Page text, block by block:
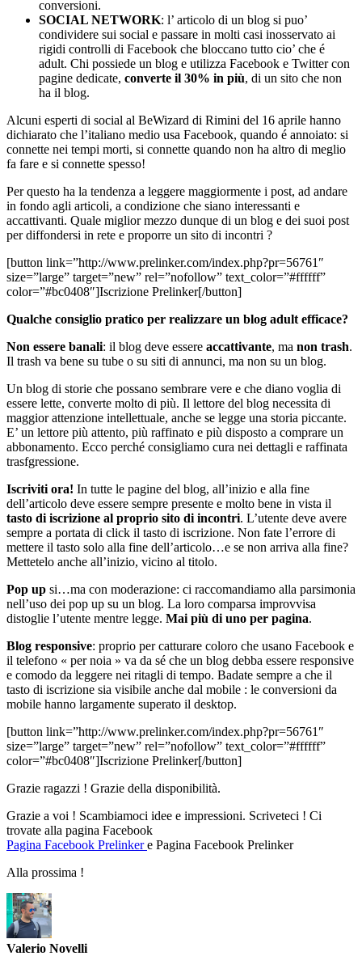
conversioni.
SOCIAL NETWORK: l’ articolo di un blog si puo’
condividere sui social e passare in molti casi inosservato ai
rigidi controlli di Facebook che bloccano tutto cio’ che é
adult. Chi possiede un blog e utilizza Facebook e Twitter con
pagine dedicate, converte il 30% in più, di un sito che non
ha il blog.
Alcuni esperti di social al BeWizard di Rimini del 16 aprile hanno
dichiarato che l’italiano medio usa Facebook, quando é annoiato: si
connette nei tempi morti, si connette quando non ha altro di meglio
fa fare e si connette spesso!
Per questo ha la tendenza a leggere maggiormente i post, ad andare
in fondo agli articoli, a condizione che siano interessanti e
accattivanti. Quale miglior mezzo dunque di un blog e dei suoi post
per diffondersi in rete e proporre un sito di incontri ?
[button link=”http://www.prelinker.com/index.php?pr=56761″
size=”large” target=”new” rel=”nofollow” text_color=”#ffffff”
color=”#bc0408″]Iscrizione Prelinker[/button]
Qualche consiglio pratico per realizzare un blog adult efficace?
Non essere banali: il blog deve essere accattivante, ma non trash.
Il trash va bene su tube o su siti di annunci, ma non su un blog.
Un blog di storie che possano sembrare vere e che diano voglia di
essere lette, converte molto di più. Il lettore del blog necessita di
maggior attenzione intellettuale, anche se legge una storia piccante.
E’ un lettore più attento, più raffinato e più disposto a comprare un
abbonamento. Ecco perché consigliamo cura nei dettagli e raffinata
trasfgressione.
Iscriviti ora! In tutte le pagine del blog, all’inizio e alla fine
dell’articolo deve essere sempre presente e molto bene in vista il
tasto di iscrizione al proprio sito di incontri. L’utente deve avere
sempre a portata di click il tasto di iscrizione. Non fate l’errore di
mettere il tasto solo alla fine dell’articolo…e se non arriva alla fine?
Mettetelo anche all’inizio, vicino al titolo.
Pop up si…ma con moderazione: ci raccomandiamo alla parsimonia
nell’uso dei pop up su un blog. La loro comparsa improvvisa
distoglie l’utente mentre legge. Mai più di uno per pagina.
Blog responsive: proprio per catturare coloro che usano Facebook e
il telefono « per noia » va da sé che un blog debba essere responsive
e comodo da leggere nei ritagli di tempo. Badate sempre a che il
tasto di iscrizione sia visibile anche dal mobile : le conversioni da
mobile hanno largamente superato il desktop.
[button link=”http://www.prelinker.com/index.php?pr=56761″
size=”large” target=”new” rel=”nofollow” text_color=”#ffffff”
color=”#bc0408″]Iscrizione Prelinker[/button]
Grazie ragazzi ! Grazie della disponibilità.
Grazie a voi ! Scambiamoci idee e impressioni. Scriveteci ! Ci
trovate alla pagina Facebook
Pagina Facebook Prelinkere Pagina Facebook Prelinker
Alla prossima !
Valerio Novelli